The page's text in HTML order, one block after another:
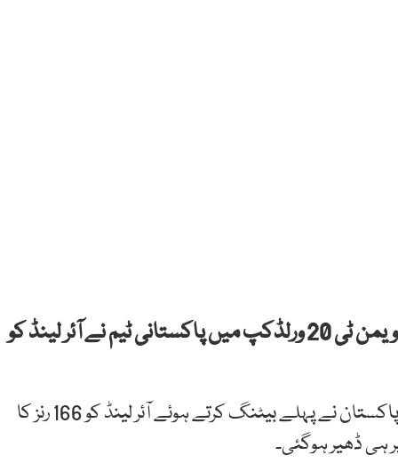
کیپ ٹاؤن: انٹرنیشنل کرکٹ کونسل (آئی سی سی) ویمن ٹی 20 ورلڈکپ میں پاکستانی ٹیم نے آئر لینڈ کو
کیپ ٹاؤن میں جاری ویمن ٹی 20 ورلڈکپ کے میچ میں پاکستان نے پہلے بیٹنگ کرتے ہوئے آئر لینڈ کو 166 رنز کا